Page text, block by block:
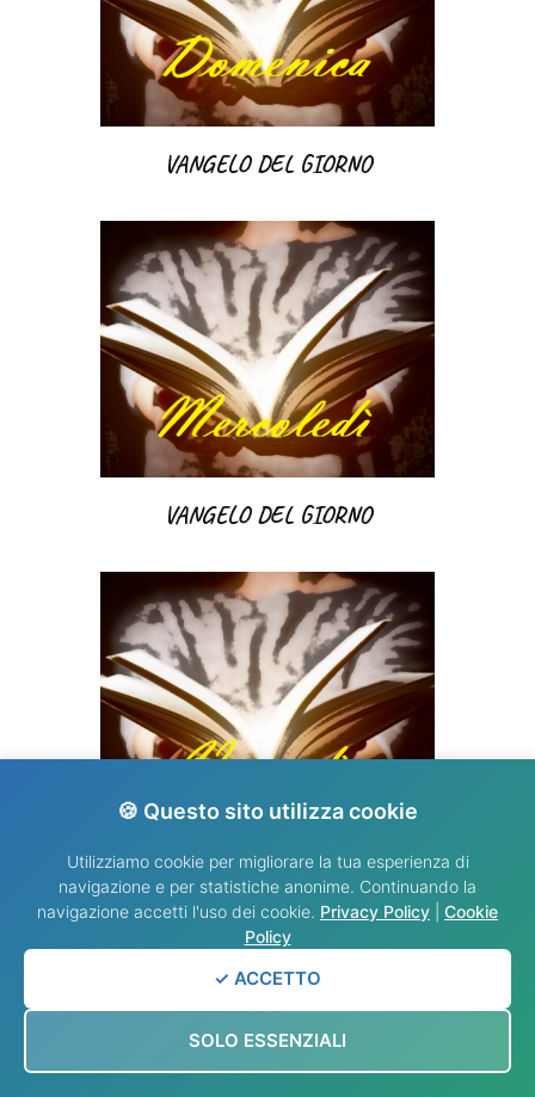
VANGELO DEL GIORNO
VANGELO DEL GIORNO
VANGELO DEL GIORNO
🍪 Questo sito utilizza cookie
Utilizziamo cookie per migliorare la tua esperienza di
navigazione e per statistiche anonime. Continuando la
navigazione accetti l'uso dei cookie. Privacy Policy
Cookie
Policy
✓ ACCETTO
SOLO ESSENZIALI